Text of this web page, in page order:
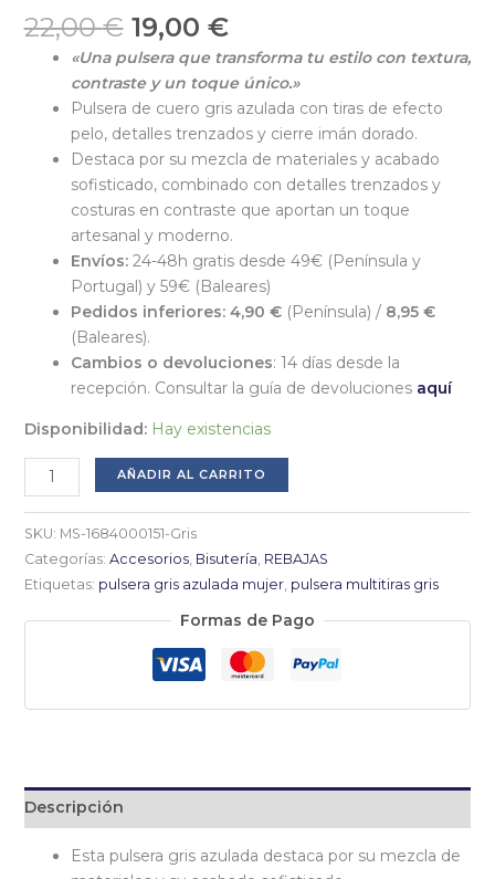
22,00€ El
precio
original
era:
22,00 €.
19,00 €El
precio
actual
es:
19,00 €.
«Una pulsera que transforma tu estilo con textura,
contraste y un toque único.»
Pulsera de cuero gris azulada con tiras de efecto
pelo, detalles trenzados y cierre imán dorado.
Destaca por su mezcla de materiales y acabado
sofisticado, combinado con detalles trenzados y
costuras en contraste que aportan un toque
artesanal y moderno.
Envíos: 24-48h gratis desde 49€ (Península y
Portugal) y 59€ (Baleares)
Pedidos inferiores: 4,90 €(Península) / 8,95 €
(Baleares).
Cambios o devoluciones: 14 días desde la
recepción. Consultar la guía de devoluciones aquí
Disponibilidad: Hay existencias
Pulsera
gris
azulada
mujer
cantidad
AÑADIR AL CARRITO
SKU: MS-1684000151-Gris
Categorías: Accesorios, Bisutería REBAJAS
Etiquetas: pulsera gris azulada mujer, pulsera multitiras gris
Formas de Pago
Descripción
Esta pulsera gris azulada destaca por su mezcla de